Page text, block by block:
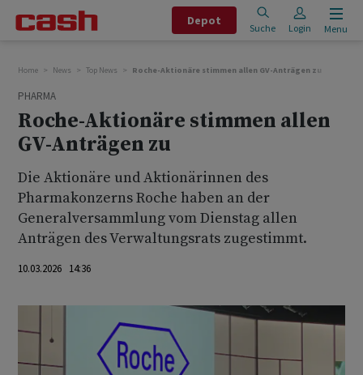
Depot
Suche Login Menu
Home News Top News Roche-Aktionäre stimmen allen GV-Anträgen zu
PHARMA
Roche-Aktionäre stimmen allen
GV-Anträgen zu
Die Aktionäre und Aktionärinnen des
Pharmakonzerns Roche haben an der
Generalversammlung vom Dienstag allen
Anträgen des Verwaltungsrats zugestimmt.
10.03.2026 14:36